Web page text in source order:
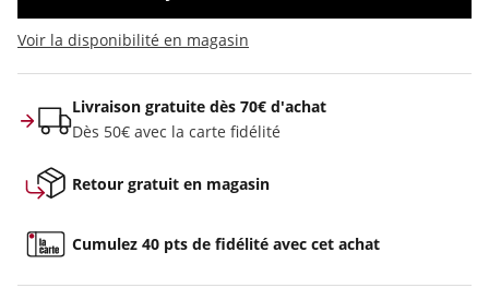
Voir la disponibilité en magasin
Livraison gratuite dès 70€ d'achat
Dès 50€ avec la carte fidélité
Retour gratuit en magasin
Cumulez 40 pts de fidélité avec cet achat